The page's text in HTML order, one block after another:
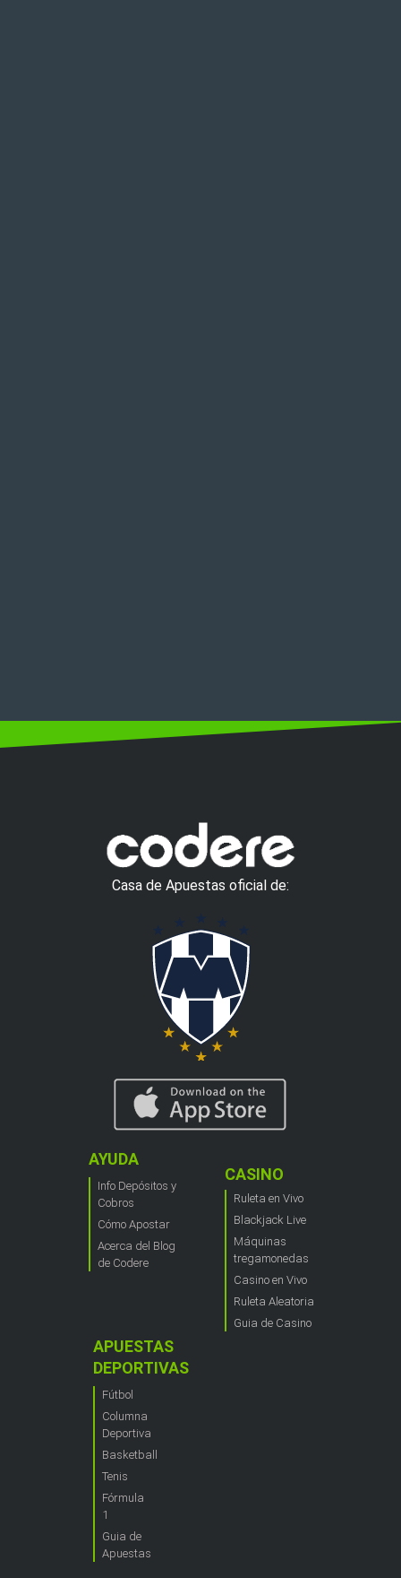
Casa de Apuestas oficial de:
AYUDA
Info Depósitos y
Cobros
Cómo Apostar
Acerca del Blog
de Codere
CASINO
Ruleta en Vivo
Blackjack Live
Máquinas
tregamonedas
Casino en Vivo
Ruleta Aleatoria
Guia de Casino
APUESTAS
DEPORTIVAS
Fútbol
Columna
Deportiva
Basketball
Tenis
Fórmula
1
Guia de
Apuestas